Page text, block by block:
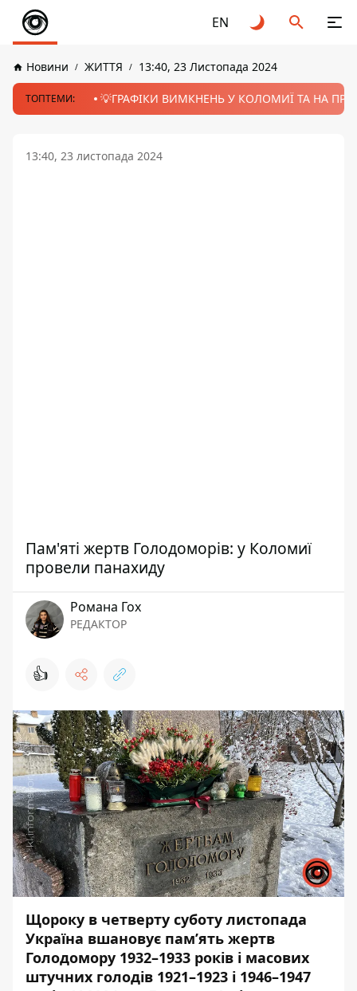
EN
Новини ЖИТТЯ 13:40, 23 Листопада 2024
ТОПТЕМИ: 💡ГРАФІКИ ВИМКНЕНЬ У КОЛОМИЇ ТА НА
13:40, 23 листопада 2024
Пам'яті жертв Голодоморів: у Коломиї
провели панахиду
Романа Гох
РЕДАКТОР
👍
Щороку в четверту суботу листопада
Україна вшановує пам’ять жертв
Голодомору 1932–1933 років і масових
штучних голодів 1921–1923 і 1946–1947